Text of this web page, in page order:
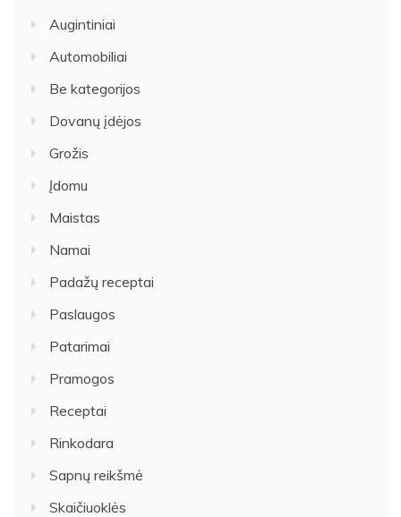
Augintiniai
Automobiliai
Be kategorijos
Dovanų įdėjos
Grožis
Įdomu
Maistas
Namai
Padažų receptai
Paslaugos
Patarimai
Pramogos
Receptai
Rinkodara
Sapnų reikšmė
Skaičiuoklės